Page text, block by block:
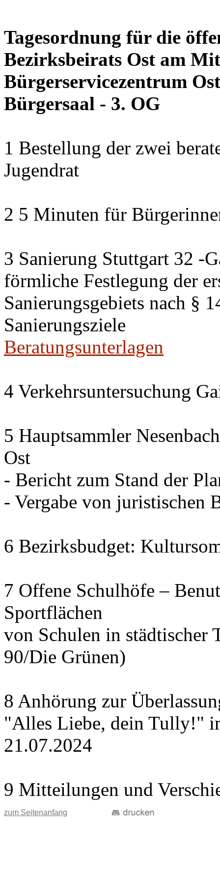
Tagesordnung für die
Bezirksbeirats Ost am
Bürgerservicezentrum
Bürgersaal - 3. OG
1 Bestellung der zwei
Jugendrat
2 5 Minuten für
3 Sanierung Stuttgart 32 -
förmliche Festlegung der
Sanierungsgebiets nach §
Sanierungsziele
Beratungsunterlagen
4 Verkehrsuntersuchung
5 Hauptsammler
Ost
- Bericht zum Stand der
- Vergabe von juristischen
6 Bezirksbudget:
7 Offene Schulhöfe –
Sportflächen
von Schulen in städtischer
90/Die Grünen)
8 Anhörung zur
"Alles Liebe, dein Tully!"
21.07.2024
9 Mitteilungen und
zum Seitenanfang